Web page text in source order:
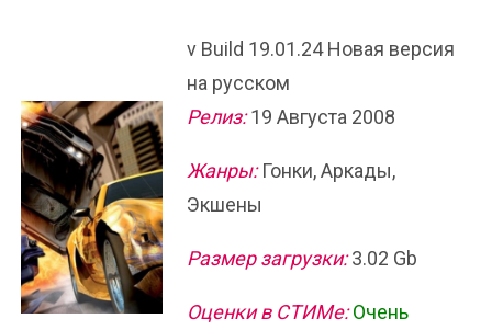
v Build 19.01.24 Новая версия
на русском
Релиз:19 Августа 2008
Жанры:Гонки, Аркады,
Экшены
Размер загрузки:3.02 Gb
Оценки в СТИМе: Очень